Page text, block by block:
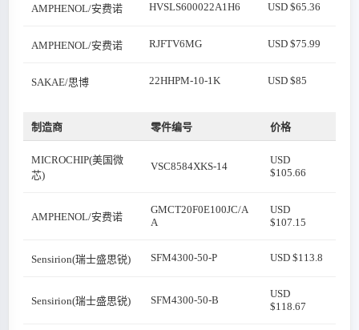
AMPHENOL/安费诺 HVSLS600022A1H6 USD $65.36
AMPHENOL/安费诺 RJFTV6MG USD $75.99
SAKAE/思博 22HHPM-10-1K USD $85
制造商 零件编号 价格
MICROCHIP(美国微
芯)
VSC8584XKS-14
USD
$105.66
AMPHENOL/安费诺
GMCT20F0E100JC/A
A
USD
$107.15
Sensirion(瑞士盛思锐) SFM4300-50-P USD $113.8
Sensirion(瑞士盛思锐) SFM4300-50-B
USD
$118.67